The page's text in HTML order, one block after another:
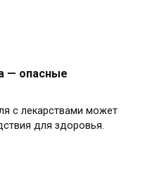
— опасные
с лекарствами может
для здоровья.